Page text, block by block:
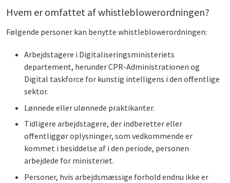
Hvem er omfattet af whistleblowerordningen?
Følgende personer kan benytte whistleblowerordningen:
Arbejdstagere i Digitaliseringsministeriets
departement, herunder CPR-Administrationen og
Digital taskforce for kunstig intelligens i den offentlige
sektor.
Lønnede eller ulønnede praktikanter.
Tidligere arbejdstagere, der indberetter eller
offentliggør oplysninger, som vedkommende er
kommet i besiddelse af i den periode, personen
arbejdede for ministeriet.
Personer, hvis arbejdsmæssige forhold endnu ikke er